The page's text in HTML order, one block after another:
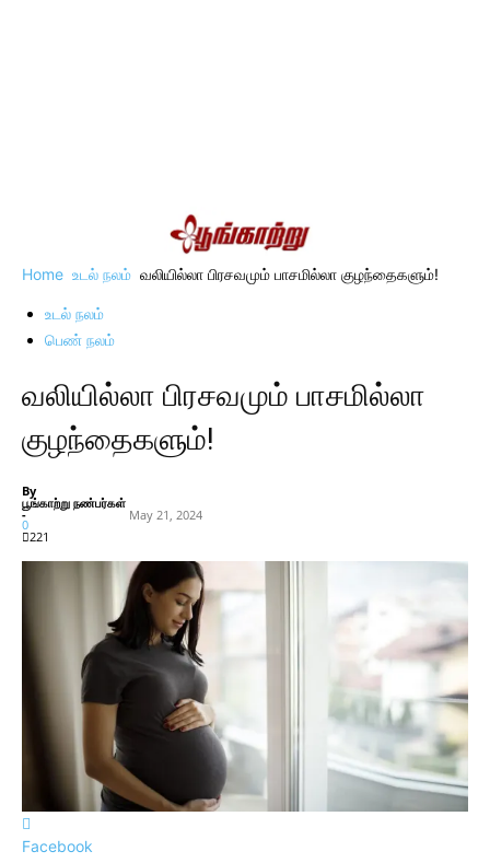
Home உடல் நலம் வலியில்லா பிரசவமும் பாசமில்லா குழந்தைகளும்!
உடல் நலம்
பெண் நலம்
வலியில்லா பிரசவமும் பாசமில்லா
குழந்தைகளும்!
By
பூங்காற்று நண்பர்கள்
- May 21, 2024
0
221
Facebook